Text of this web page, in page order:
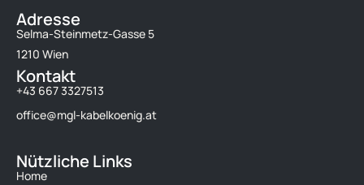
Adresse
Selma-Steinmetz-Gasse 5
1210 Wien
Kontakt
+43 667 3327513
office@mgl-kabelkoenig.at
Nützliche Links
Home